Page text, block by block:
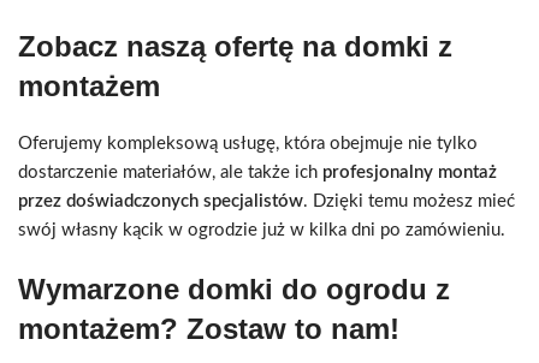
Zobacz naszą ofertę na domki z
montażem
Oferujemy kompleksową usługę, która obejmuje nie tylko
dostarczenie materiałów, ale także ich profesjonalny montaż
przez doświadczonych specjalistów. Dzięki temu możesz mieć
swój własny kącik w ogrodzie już w kilka dni po zamówieniu.
Wymarzone domki do ogrodu z
montażem? Zostaw to nam!